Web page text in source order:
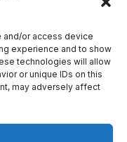
or access device
experience and to show
technologies will allow
or unique IDs on this
may adversely affect
Wodoru
Orlen
Przemysł
Wodorowe